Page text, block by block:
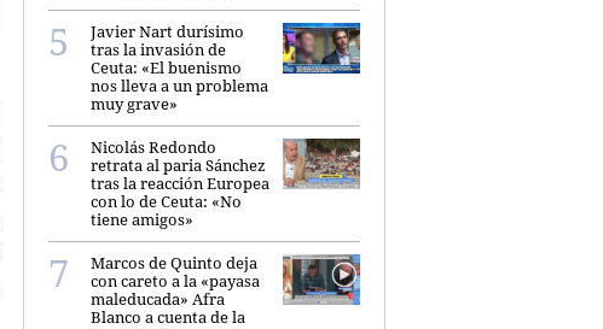
Javier Nart durísimo
tras la invasión de
Ceuta: «El buenismo
nos lleva a un problema
muy grave»
Nicolás Redondo
retrata al paria Sánchez
tras la reacción Europea
con lo de Ceuta: «No
tiene amigos»
Marcos de Quinto deja
con careto a la «payasa
maleducada» Afra
Blanco a cuenta de la